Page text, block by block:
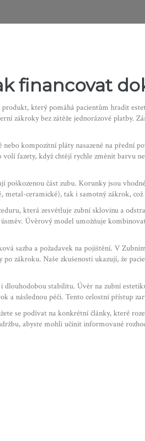
financovat
který pomáhá pacientům hradit
zákroky bez zátěže jednorázové platby.
nebo kompozitní pláty nasazené na přední
fazety, když chtějí rychle změnit barvu
poškozenou část zubu. Korunky jsou
ceramické), tak i samotný zákrok,
která zesvětluje zubní sklovinu a
Úvěrový model umožňuje
sazba a požadavek na pojištění. V
zákroku. Naše zkušenosti ukazují, že
dlouhodobou stabilitu. Úvěr na zubní
a následnou péči. Tento celostní přístup
se podívat na konkrétní články, které
abyste mohli učinit informované